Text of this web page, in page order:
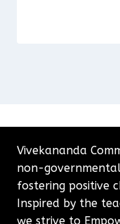
Vivekananda
non-
fostering positive
Inspired by the
we strive to